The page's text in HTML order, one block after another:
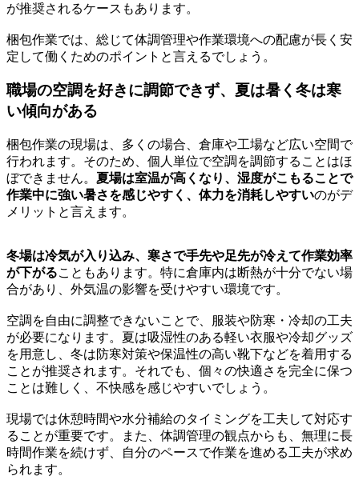
が推奨されるケースもあります。
梱包作業では、総じて体調管理や作業環境への配慮が長く安
定して働くためのポイントと言えるでしょう。
職場の空調を好きに調節できず、夏は暑く冬は寒
い傾向がある
梱包作業の現場は、多くの場合、倉庫や工場など広い空間で
行われます。そのため、個人単位で空調を調節することはほ
ぼできません。 夏場は室温が高くなり、湿度がこもることで
作業中に強い暑さを感じやすく、体力を消耗しやすいのがデ
メリットと言えます。
冬場は冷気が入り込み、寒さで手先や足先が冷えて作業効率
が下がることもあります。特に倉庫内は断熱が十分でない場
合があり、外気温の影響を受けやすい環境です。
空調を自由に調整できないことで、服装や防寒・冷却の工夫
が必要になります。夏は吸湿性のある軽い衣服や冷却グッズ
を用意し、冬は防寒対策や保温性の高い靴下などを着用する
ことが推奨されます。それでも、個々の快適さを完全に保つ
ことは難しく、不快感を感じやすいでしょう。
現場では休憩時間や水分補給のタイミングを工夫して対応す
ることが重要です。また、体調管理の観点からも、無理に長
時間作業を続けず、自分のペースで作業を進める工夫が求め
られます。